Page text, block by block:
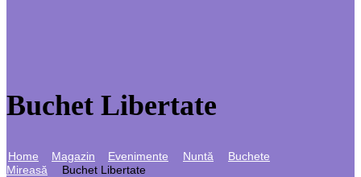
Buchet Libertate
Home Magazin Evenimente Nuntă
Buchete
Mireasă
Buchet Libertate